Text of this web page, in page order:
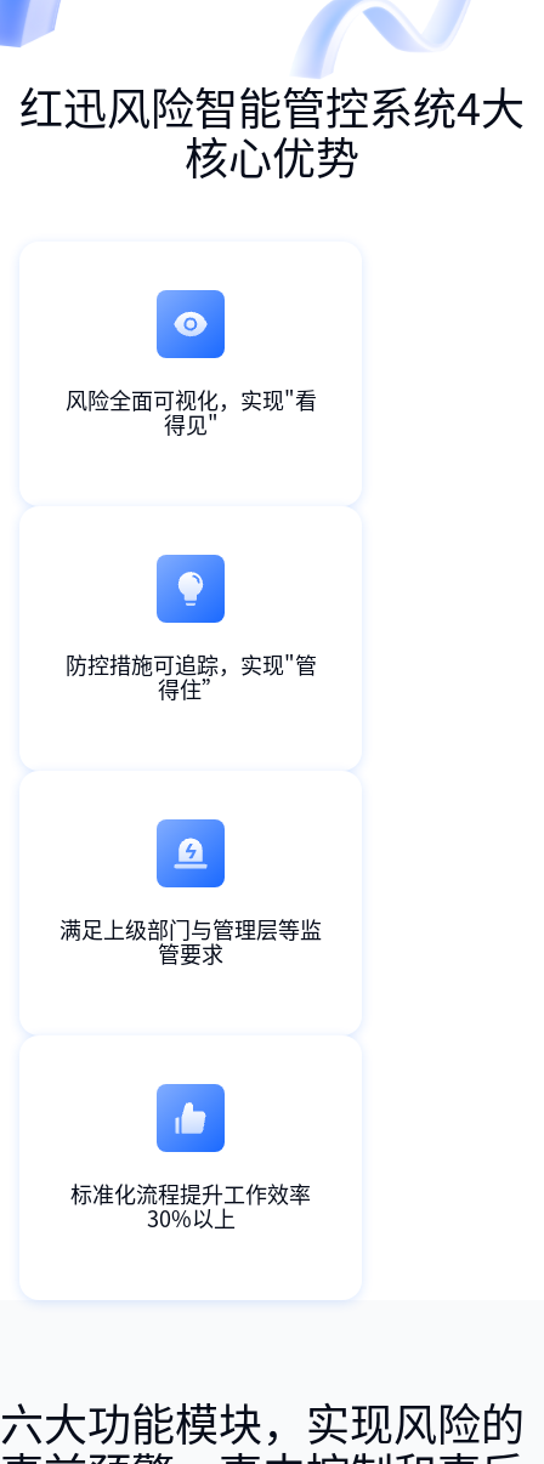
红迅风险智能管控系统4大
核心优势
风险全面可视化，实现"看
得见"
防控措施可追踪，实现"管
得住”
满足上级部门与管理层等监
管要求
标准化流程提升工作效率
30%以上
六大功能模块，实现风险的